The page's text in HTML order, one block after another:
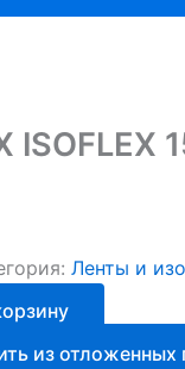
ISOFLEX
Ленты и
из отложенных